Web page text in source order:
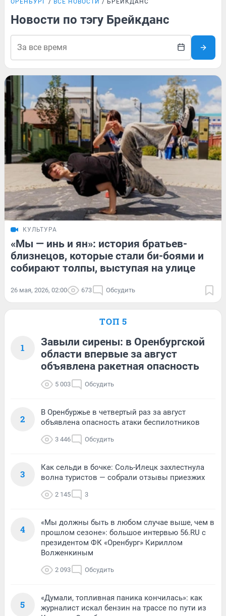
ОРЕНБУРГ ВСЕ НОВОСТИ БРЕЙКДАНС
Новости по тэгу Брейкданс
КУЛЬТУРА
«Мы — инь и ян»: история братьев-
близнецов, которые стали би-боями и
собирают толпы, выступая на улице
26 мая, 2026, 02:00 673 Обсудить
ТОП 5
1
Завыли сирены: в Оренбургской
области впервые за август
объявлена ракетная опасность
5 003 Обсудить
2
В Оренбуржье в четвертый раз за август
объявлена опасность атаки беспилотников
3 446 Обсудить
3
Как сельди в бочке: Соль-Илецк захлестнула
волна туристов — собрали отзывы приезжих
2 145 3
4
«Мы должны быть в любом случае выше, чем в
прошлом сезоне»: большое интервью 56.RU с
президентом ФК «Оренбург» Кириллом
Волженкиным
2 093 Обсудить
5
«Думали, топливная паника кончилась»: как
журналист искал бензин на трассе по пути из